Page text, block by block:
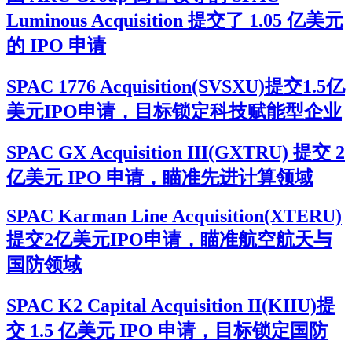
Luminous Acquisition 提交了 1.05 亿美元
的 IPO 申请
SPAC 1776 Acquisition(SVSXU)提交1.5亿
美元IPO申请，目标锁定科技赋能型企业
SPAC GX Acquisition III(GXTRU) 提交 2
亿美元 IPO 申请，瞄准先进计算领域
SPAC Karman Line Acquisition(XTERU)
提交2亿美元IPO申请，瞄准航空航天与
国防领域
SPAC K2 Capital Acquisition II(KIIU)提
交 1.5 亿美元 IPO 申请，目标锁定国防